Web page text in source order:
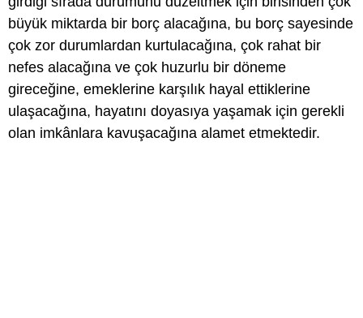
büyük miktarda bir borç alacağına, bu borç sayesinde
çok zor durumlardan kurtulacağına, çok rahat bir
nefes alacağına ve çok huzurlu bir döneme
gireceğine, emeklerine karşılık hayal ettiklerine
ulaşacağına, hayatını doyasıya yaşamak için gerekli
olan imkânlara kavuşacağına alamet etmektedir.